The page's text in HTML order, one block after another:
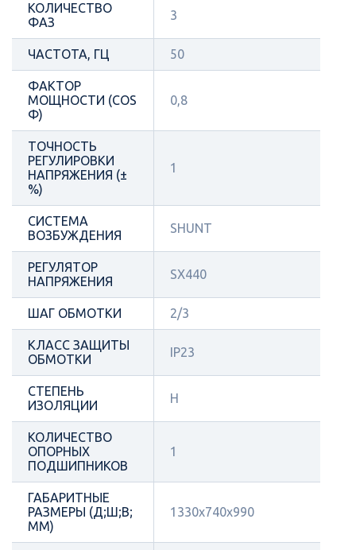
КОЛИЧЕСТВО
ФАЗ
3
ЧАСТОТА, ГЦ 50
ФАКТОР
МОЩНОСТИ (COS
Φ)
0,8
ТОЧНОСТЬ
РЕГУЛИРОВКИ
НАПРЯЖЕНИЯ (±
%)
1
СИСТЕМА
ВОЗБУЖДЕНИЯ
SHUNT
РЕГУЛЯТОР
НАПРЯЖЕНИЯ
SX440
ШАГ ОБМОТКИ 2/3
КЛАСС ЗАЩИТЫ
ОБМОТКИ
IP23
СТЕПЕНЬ
ИЗОЛЯЦИИ
Н
КОЛИЧЕСТВО
ОПОРНЫХ
ПОДШИПНИКОВ
1
ГАБАРИТНЫЕ
РАЗМЕРЫ (Д;Ш;В;
ММ)
1330x740x990